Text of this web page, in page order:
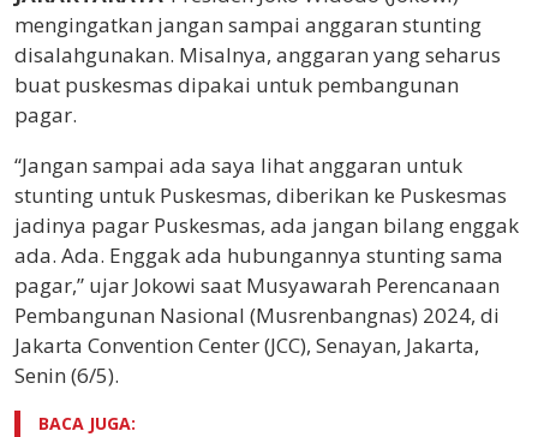
mengingatkan jangan sampai anggaran stunting
disalahgunakan. Misalnya, anggaran yang seharus
buat puskesmas dipakai untuk pembangunan
pagar.
“Jangan sampai ada saya lihat anggaran untuk
stunting untuk Puskesmas, diberikan ke Puskesmas
jadinya pagar Puskesmas, ada jangan bilang enggak
ada. Ada. Enggak ada hubungannya stunting sama
pagar,” ujar Jokowi saat Musyawarah Perencanaan
Pembangunan Nasional (Musrenbangnas) 2024, di
Jakarta Convention Center (JCC), Senayan, Jakarta,
Senin (6/5).
BACA JUGA: